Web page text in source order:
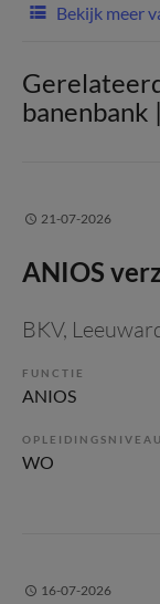
Bekijk meer
21-07-2026
ANIOS
BKV,
FUNCTIE
ANIOS
OPLEIDINGSNIVEAU
WO
16-07-2026